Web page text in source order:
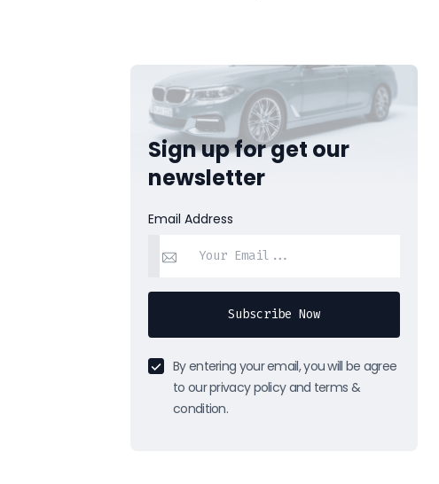
Sign up for get our
newsletter
Email Address
Subscribe Now
By entering your email, you will be agree
to our privacy policy and terms &
condition.